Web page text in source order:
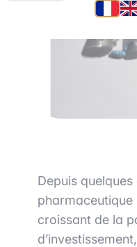
Depuis quelques
pharmaceutique
croissant de la